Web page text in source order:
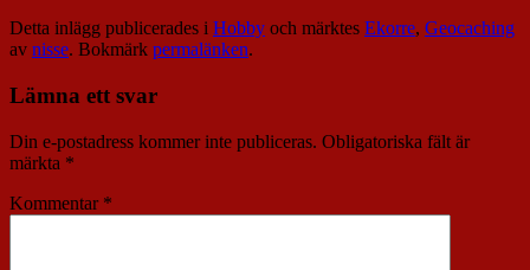
Detta inlägg publicerades i Hobby och märktes Ekorre, Geocaching
av nisse. Bokmärk permalänken.
Lämna ett svar
Din e-postadress kommer inte publiceras. Obligatoriska fält är
märkta *
Kommentar *